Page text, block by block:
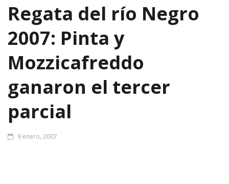
Regata del río Negro
2007: Pinta y
Mozzicafreddo
ganaron el tercer
parcial
9 enero, 2007